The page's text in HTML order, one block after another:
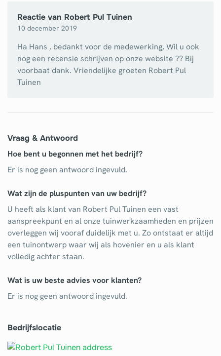
Reactie van Robert Pul Tuinen
10 december 2019
Ha Hans , bedankt voor de medewerking, Wil u ook
nog een recensie schrijven op onze website ?? Bij
voorbaat dank. Vriendelijke groeten Robert Pul
Tuinen
Vraag & Antwoord
Hoe bent u begonnen met het bedrijf?
Er is nog geen antwoord ingevuld.
Wat zijn de pluspunten van uw bedrijf?
U heeft als klant van Robert Pul Tuinen een vast
aanspreekpunt en al onze tuinwerkzaamheden en prijzen
overleggen wij vooraf duidelijk met u. Zo ontstaat er altijd
een tuinontwerp waar wij als hovenier en u als klant
volledig achter staan.
Wat is uw beste advies voor klanten?
Er is nog geen antwoord ingevuld.
Bedrijfslocatie